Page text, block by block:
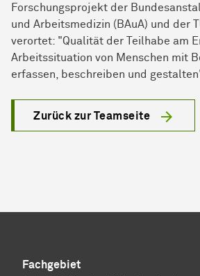
Forschungsprojekt der
und Arbeitsmedizin (BAuA) und der
verortet: "Qualität der Teilhabe am
Arbeitssituation von Menschen mit
erfassen, beschreiben und
Zurück zur Teamseite
Fachgebiet